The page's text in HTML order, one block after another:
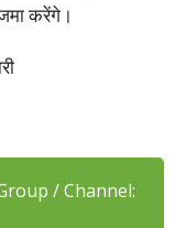
करेंगे।
/ Channel: